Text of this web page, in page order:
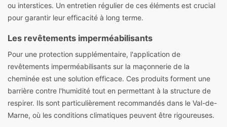
ou interstices. Un entretien régulier de ces éléments est crucial
pour garantir leur efficacité à long terme.
Les revêtements imperméabilisants
Pour une protection supplémentaire, l'application de
revêtements imperméabilisants sur la maçonnerie de la
cheminée est une solution efficace. Ces produits forment une
barrière contre l'humidité tout en permettant à la structure de
respirer. Ils sont particulièrement recommandés dans le Val-de-
Marne, où les conditions climatiques peuvent être rigoureuses.